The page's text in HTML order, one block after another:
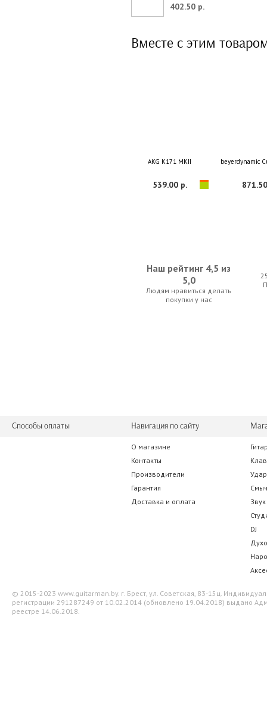
402.50 р.
Вместе с этим
AKG K171 MKII
539.00 р.
beyerdynamic
AKG K72 beyerdynamic
beyerdynamic DT 770 Pro 32 Ohms
766.50 р.
M-Audio
Наш рейтинг 4,5 из
5,0
Людям нравиться делать
покупки у нас
Способы оплаты Навигация по сайту
О магазине
Контакты
Производители
Гарантия
Доставка и оплата
Звук
DJ
© 2015-2023 www.guitarman.by. г. Брест, ул. Советская, 83-15ц.
регистрации 291287249 от 10.02.2014 (обновлено 19.04.2018) выдано
реестре 14.06.2018.